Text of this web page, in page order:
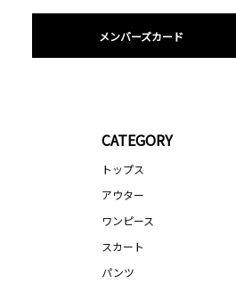
メンバーズカード
CATEGORY
トップス
アウター
ワンピース
スカート
パンツ